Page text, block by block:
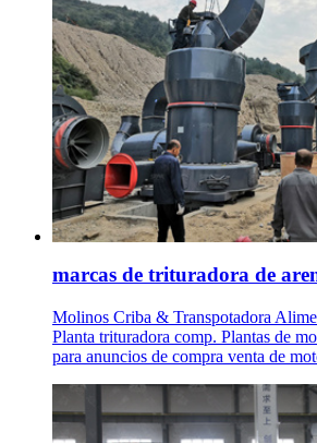
marcas de trituradora de
Molinos Criba & Transpotadora
Planta trituradora comp. Plantas de
para anuncios de compra venta de